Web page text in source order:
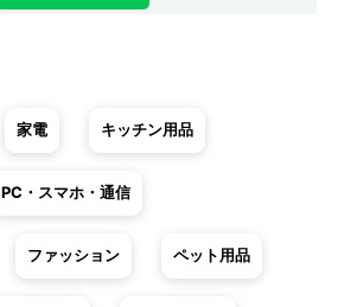
家電 キッチン用品
PC・スマホ・通信
ファッション ペット用品